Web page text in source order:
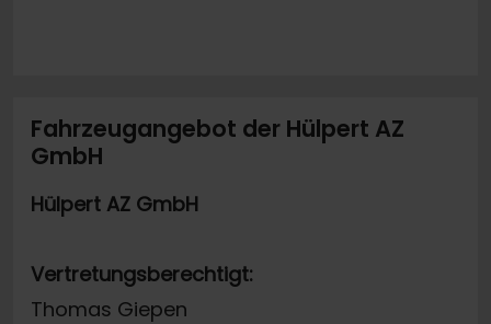
Fahrzeugangebot der Hülpert AZ
GmbH
Hülpert AZ GmbH
Vertretungsberechtigt:
Thomas Giepen